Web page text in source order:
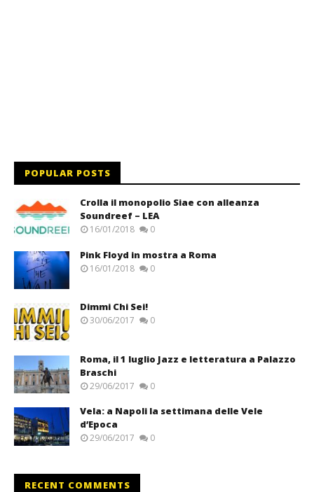
POPULAR POSTS
Crolla il monopolio Siae con alleanza
Soundreef – LEA
16/01/2018 0
Pink Floyd in mostra a Roma
16/01/2018 0
Dimmi Chi Sei!
30/06/2017 0
Roma, il 1 luglio Jazz e letteratura a Palazzo
Braschi
29/06/2017 0
Vela: a Napoli la settimana delle Vele
d’Epoca
29/06/2017 0
RECENT COMMENTS